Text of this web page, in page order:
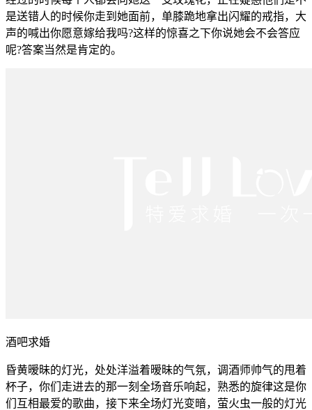
是送错人的时候你走到她面前，单膝跪地拿出闪耀的戒指，大
声的喊出你愿意嫁给我吗?这样的惊喜之下你说她会不会答应
呢?答案当然是肯定的。
酒吧求婚
昏黄暧昧的灯光，处处洋溢着暧昧的气氛，调酒师帅气的甩着
杯子，你们走进去的那一刻全场音乐响起，熟悉的旋律这是你
们互相最爱的歌曲，接下来全场灯光变暗，萤火虫一般的灯光